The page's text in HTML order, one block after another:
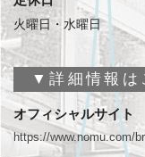
火曜日・水曜日
▼詳細情報は
オフィシャルサイト
https://www.nomu.com/